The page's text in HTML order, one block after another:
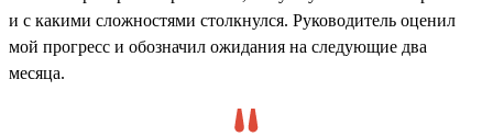
и с какими сложностями столкнулся. Руководитель оценил
мой прогресс и обозначил ожидания на следующие два
месяца.